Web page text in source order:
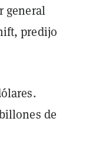
general
predijo
de